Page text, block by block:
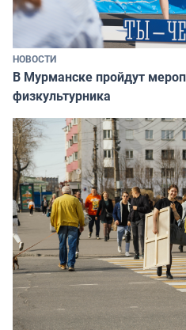
НОВОСТИ
В Мурманске пройдут
физкультурника